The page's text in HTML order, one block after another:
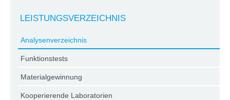
LEISTUNGSVERZEICHNIS
Analysenverzeichnis
Funktionstests
Materialgewinnung
Kooperierende Laboratorien